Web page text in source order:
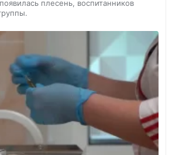
плесень, воспитанников